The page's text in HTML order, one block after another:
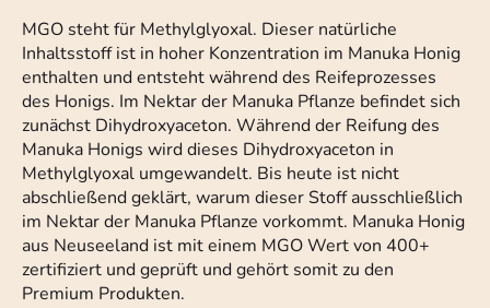
MGO steht für Methylglyoxal. Dieser natürliche
Inhaltsstoff ist in hoher Konzentration im Manuka Honig
enthalten und entsteht während des Reifeprozesses
des Honigs. Im Nektar der Manuka Pflanze befindet sich
zunächst Dihydroxyaceton. Während der Reifung des
Manuka Honigs wird dieses Dihydroxyaceton in
Methylglyoxal umgewandelt. Bis heute ist nicht
abschließend geklärt, warum dieser Stoff ausschließlich
im Nektar der Manuka Pflanze vorkommt. Manuka Honig
aus Neuseeland ist mit einem MGO Wert von 400+
zertifiziert und geprüft und gehört somit zu den
Premium Produkten.